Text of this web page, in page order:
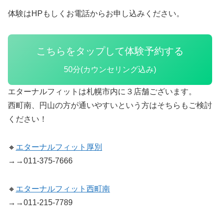
体験はHPもしくお電話からお申し込みください。
こちらをタップして体験予約する
50分(カウンセリング込み)
エターナルフィットは札幌市内に３店舗ございます。
西町南、円山の方が通いやすいという方はそちらもご検討
ください！
🔸 エターナルフィット厚別
→→011-375-7666
🔸 エターナルフィット西町南
→→011-215-7789